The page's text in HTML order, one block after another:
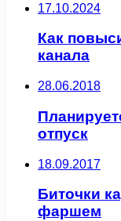
17.10.2024
Как
канала
28.06.2018
отпуск
18.09.2017
Биточки
фаршем